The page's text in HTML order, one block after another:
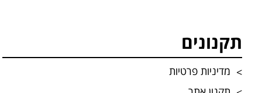
תקנונים
מדיניות פרטיות